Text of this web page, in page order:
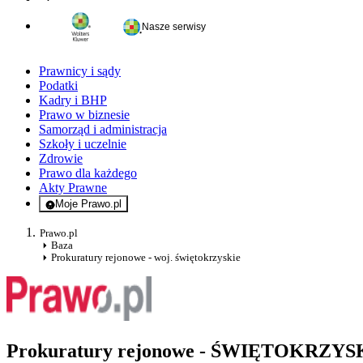
Nasze serwisy
Prawnicy i sądy
Podatki
Kadry i BHP
Prawo w biznesie
Samorząd i administracja
Szkoły i uczelnie
Zdrowie
Prawo dla każdego
Akty Prawne
Moje Prawo.pl
- rejestracja i logowanie do serwisu
Prawo.pl
Baza
Prokuratury rejonowe - woj. świętokrzyskie
Prokuratury rejonowe -